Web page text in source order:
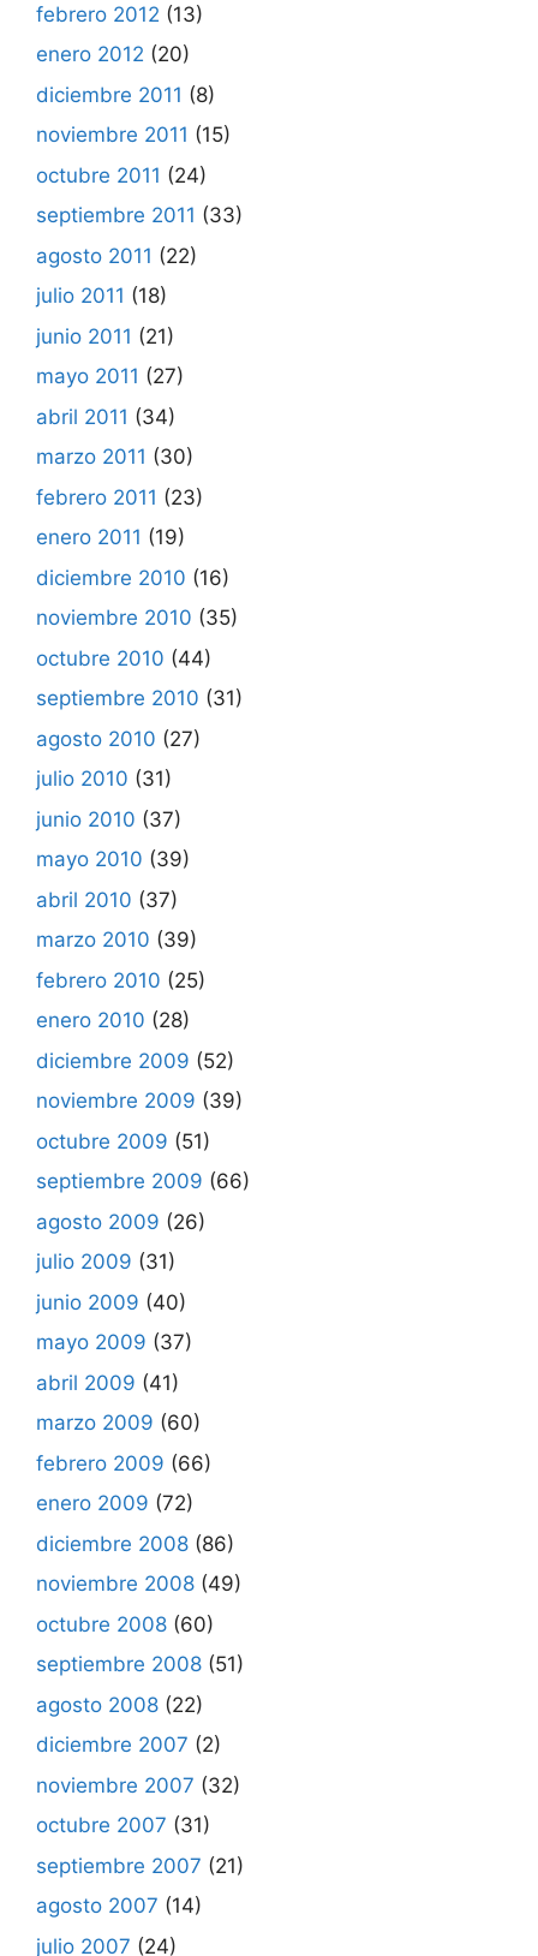
febrero 2012 (13)
enero 2012 (20)
diciembre 2011 (8)
noviembre 2011 (15)
octubre 2011 (24)
septiembre 2011 (33)
agosto 2011 (22)
julio 2011 (18)
junio 2011 (21)
mayo 2011 (27)
abril 2011 (34)
marzo 2011 (30)
febrero 2011 (23)
enero 2011 (19)
diciembre 2010 (16)
noviembre 2010 (35)
octubre 2010 (44)
septiembre 2010 (31)
agosto 2010 (27)
julio 2010 (31)
junio 2010 (37)
mayo 2010 (39)
abril 2010 (37)
marzo 2010 (39)
febrero 2010 (25)
enero 2010 (28)
diciembre 2009 (52)
noviembre 2009 (39)
octubre 2009 (51)
septiembre 2009 (66)
agosto 2009 (26)
julio 2009 (31)
junio 2009 (40)
mayo 2009 (37)
abril 2009 (41)
marzo 2009 (60)
febrero 2009 (66)
enero 2009 (72)
diciembre 2008 (86)
noviembre 2008 (49)
octubre 2008 (60)
septiembre 2008 (51)
agosto 2008 (22)
diciembre 2007 (2)
noviembre 2007 (32)
octubre 2007 (31)
septiembre 2007 (21)
agosto 2007 (14)
julio 2007 (24)